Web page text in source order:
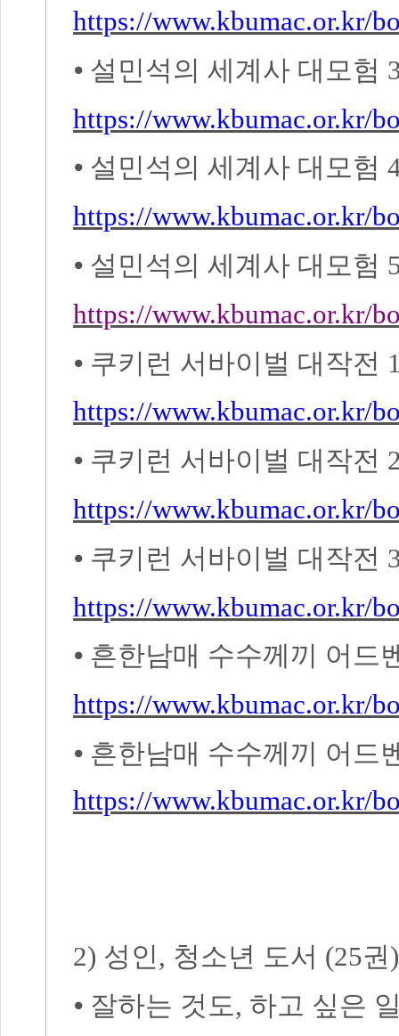
https://www.kbumac.or.kr/
⦁ 설민석의 세계사 대모험
https://www.kbumac.or.kr/
⦁ 설민석의 세계사 대모험
https://www.kbumac.or.kr/
⦁ 설민석의 세계사 대모험
https://www.kbumac.or.kr/
⦁ 쿠키런 서바이벌 대작전
https://www.kbumac.or.kr/
⦁ 쿠키런 서바이벌 대작전
https://www.kbumac.or.kr/
⦁ 쿠키런 서바이벌 대작전
https://www.kbumac.or.kr/
⦁ 흔한남매 수수께끼 어드
https://www.kbumac.or.kr/
⦁ 흔한남매 수수께끼 어드
https://www.kbumac.or.kr/
2) 성인, 청소년 도서 (25권 )
⦁ 잘하는 것도, 하고 싶은